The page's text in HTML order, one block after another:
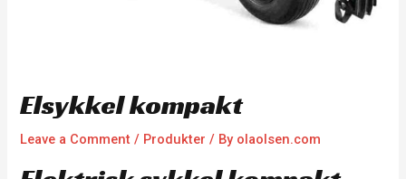
Elsykkel kompakt
Leave a Comment / Produkter / By olaolsen.com